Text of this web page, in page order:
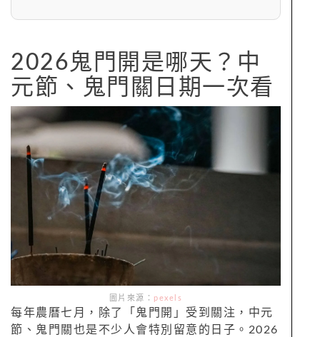
2026鬼門開是哪天？中
元節、鬼門關日期一次看
圖片來源： pexels
每年農曆七月，除了「鬼門開」受到關注，中元
節、鬼門關也是不少人會特別留意的日子。2026